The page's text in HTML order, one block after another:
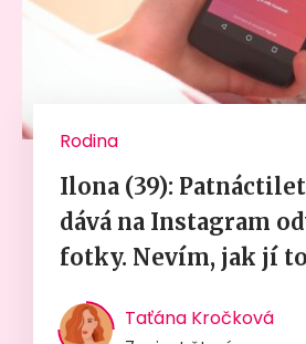
Rodina
Ilona (39):
dává na Instagram
fotky. Nevím, jak jí
Taťána Kročková